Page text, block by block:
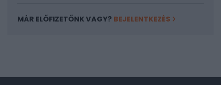
MÁR ELŐFIZETŐNK VAGY? BEJELENTKEZÉS